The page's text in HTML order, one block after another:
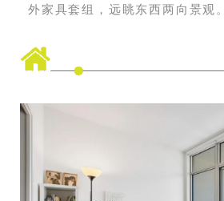
外家具套组，远眺东西两向景观。